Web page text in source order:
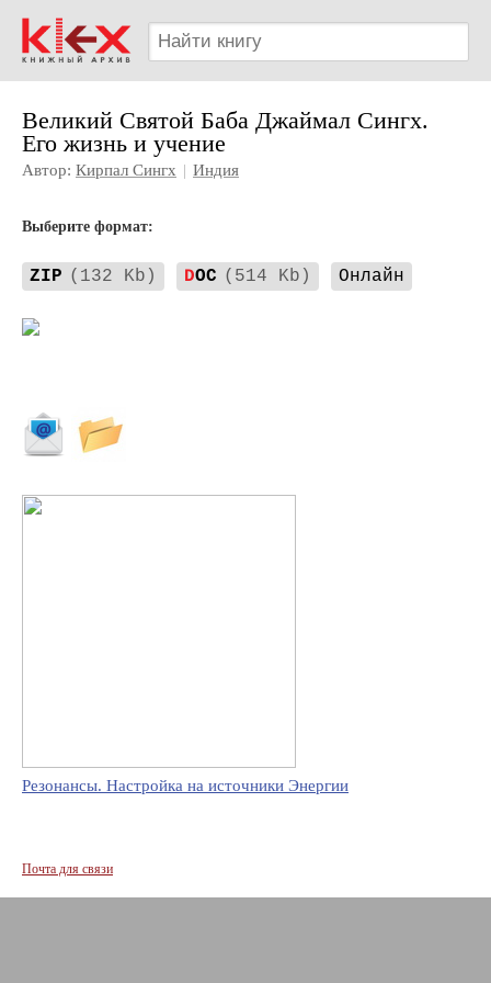
Великий Святой Баба Джаймал Сингх.
Его жизнь и учение
Автор: Кирпал Сингх | Индия
Выберите формат:
ZIP (132 Kb) DOC (514 Kb) Онлайн
Резонансы. Настройка на источники Энергии
Почта для связи